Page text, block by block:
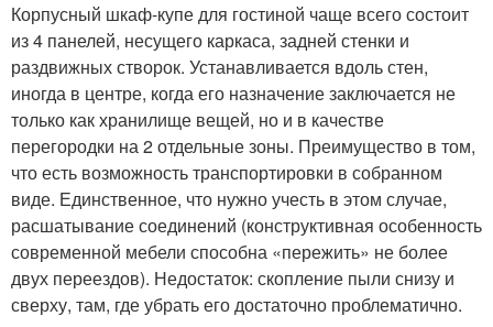
Корпусный шкаф-купе для гостиной чаще всего состоит
из 4 панелей, несущего каркаса, задней стенки и
раздвижных створок. Устанавливается вдоль стен,
иногда в центре, когда его назначение заключается не
только как хранилище вещей, но и в качестве
перегородки на 2 отдельные зоны. Преимущество в том,
что есть возможность транспортировки в собранном
виде. Единственное, что нужно учесть в этом случае,
расшатывание соединений (конструктивная особенность
современной мебели способна «пережить» не более
двух переездов). Недостаток: скопление пыли снизу и
сверху, там, где убрать его достаточно проблематично.